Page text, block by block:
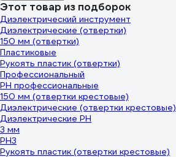
Этот товар из подборок
Диэлектрический инструмент
Диэлектрические (отвертки)
150 мм (отвертки)
Пластиковые
Рукоять пластик (отвертки)
Профессиональный
PH профессиональные
150 мм (отвертки крестовые)
Диэлектрические (отвертки крестовые)
Диэлектрические PH
3 мм
PH3
Рукоять пластик (отвертки крестовые)